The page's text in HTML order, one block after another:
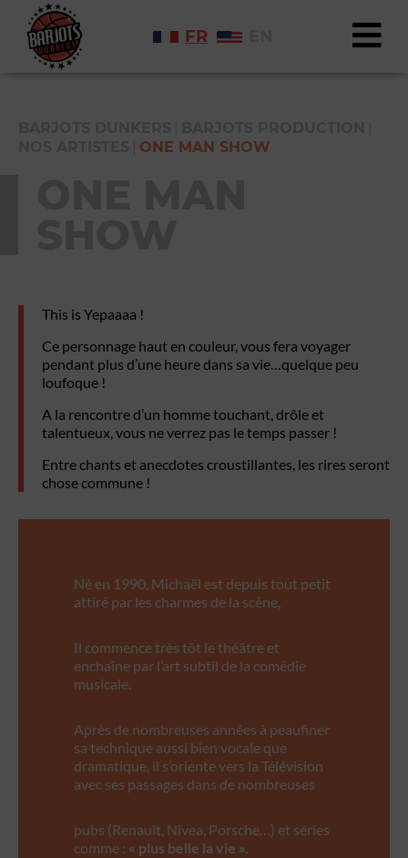
FR
ONE MAN SHOW
This is Yepaaaa !
Ce personnage haut en couleur, vous fera voyager
pendant plus d’une heure dans sa vie…quelque peu
loufoque !
A la rencontre d’un homme touchant, drôle et
talentueux, vous ne verrez pas le temps passer !
Entre chants et anecdotes croustillantes, les rires seront
chose commune !
Né en 1990, Michaël est depuis tout petit
attiré par les charmes de la scène,
Il commence très tôt le théâtre et
enchaîne par l’art subtil de la comédie
musicale.
Après de nombreuses années à peaufiner
sa technique aussi bien vocale que
dramatique, il s’oriente vers la Télévision
avec ses passages dans de nombreuses
pubs (Renault, Nivea, Porsche…) et séries
comme : « plus belle la vie ».